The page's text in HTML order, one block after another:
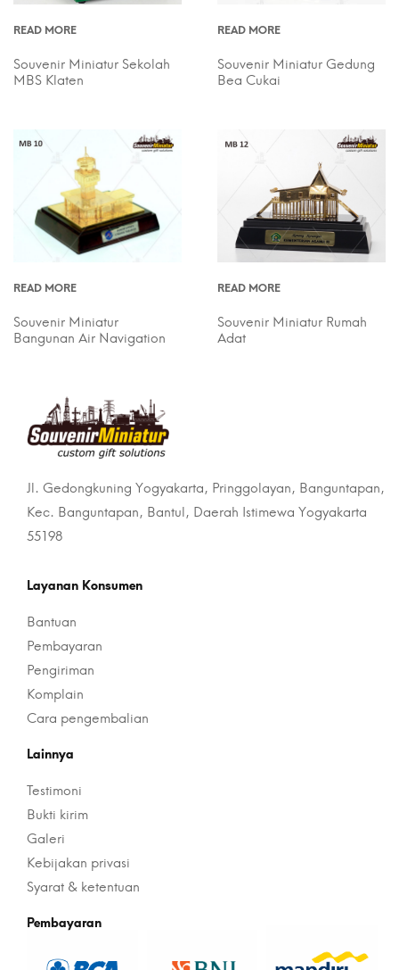
READ MORE
Souvenir Miniatur Sekolah
MBS Klaten
READ MORE
Souvenir Miniatur Gedung
Bea Cukai
READ MORE
Souvenir Miniatur
Bangunan Air Navigation
READ MORE
Souvenir Miniatur Rumah
Adat
Jl. Gedongkuning Yogyakarta, Pringgolayan, Banguntapan,
Kec. Banguntapan, Bantul, Daerah Istimewa Yogyakarta
55198
Layanan Konsumen
Bantuan
Pembayaran
Pengiriman
Komplain
Cara pengembalian
Lainnya
Testimoni
Bukti kirim
Galeri
Kebijakan privasi
Syarat & ketentuan
Pembayaran